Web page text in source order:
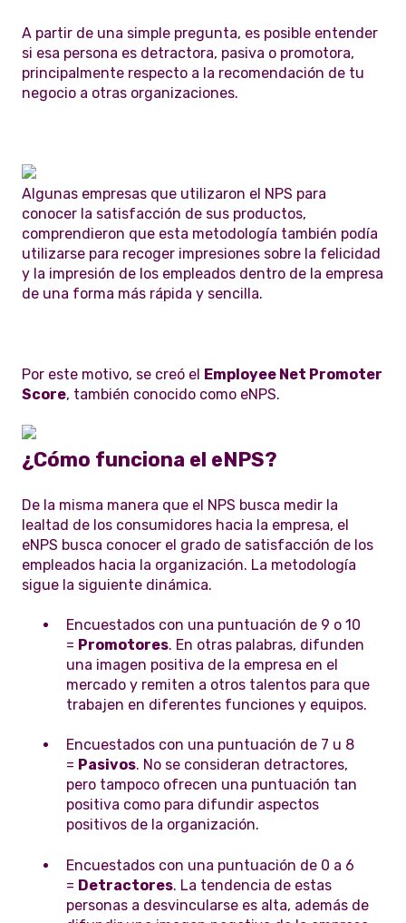
A partir de una simple pregunta, es posible entender
si esa persona es detractora, pasiva o promotora,
principalmente respecto a la recomendación de tu
negocio a otras organizaciones.
Algunas empresas que utilizaron el NPS para
conocer la satisfacción de sus productos,
comprendieron que esta metodología también podía
utilizarse para recoger impresiones sobre la felicidad
y la impresión de los empleados dentro de la empresa
de una forma más rápida y sencilla.
Por este motivo, se creó el Employee Net Promoter
Score, también conocido como eNPS.
¿Cómo funciona el eNPS?
De la misma manera que el NPS busca medir la
lealtad de los consumidores hacia la empresa, el
eNPS busca conocer el grado de satisfacción de los
empleados hacia la organización. La metodología
sigue la siguiente dinámica.
Encuestados con una puntuación de 9 o 10
= Promotores. En otras palabras, difunden
una imagen positiva de la empresa en el
mercado y remiten a otros talentos para que
trabajen en diferentes funciones y equipos.
Encuestados con una puntuación de 7 u 8
= Pasivos. No se consideran detractores,
pero tampoco ofrecen una puntuación tan
positiva como para difundir aspectos
positivos de la organización.
Encuestados con una puntuación de 0 a 6
= Detractores. La tendencia de estas
personas a desvincularse es alta, además de